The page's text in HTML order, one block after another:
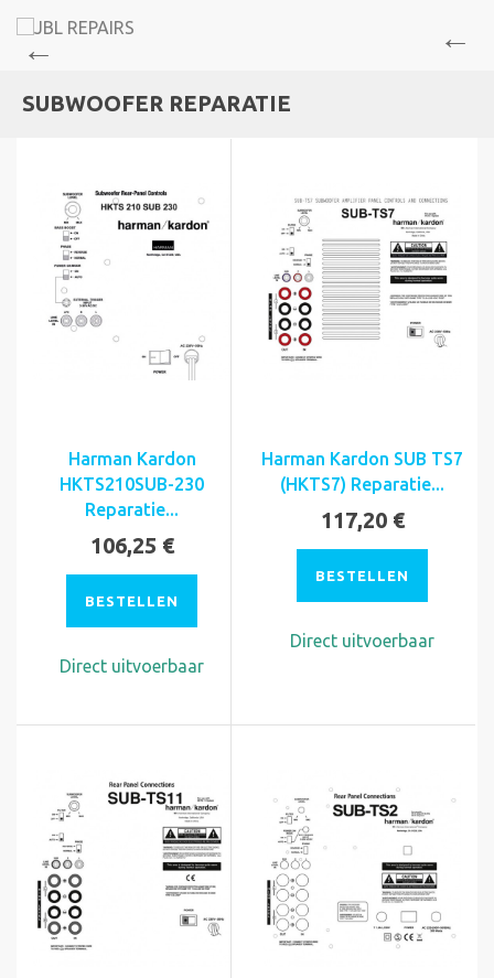
SUBWOOFER REPARATIE
Harman Kardon
HKTS210SUB-230
Reparatie...
106,25 €
BESTELLEN
Direct uitvoerbaar
Harman Kardon SUB TS7
(HKTS7) Reparatie...
117,20 €
BESTELLEN
Direct uitvoerbaar